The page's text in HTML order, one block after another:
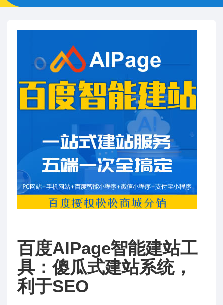
松
百度AIPage智能建站工
具：傻瓜式建站系统，
利于SEO